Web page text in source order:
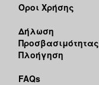
Όροι Χρήσης
Δήλωση
Προσβασιμότητας
Πλοήγηση
FAQs